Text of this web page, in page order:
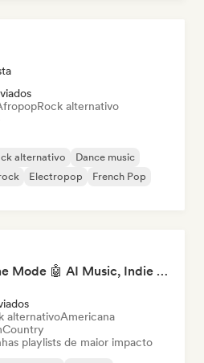
Rock alternativo
alternativo
Dance music
Electropop
French Pop
Pop Machine Mode 🤖 AI Music, Indie Pop & Dream Pop
alternativoAmericana
Country
playlists de maior impacto